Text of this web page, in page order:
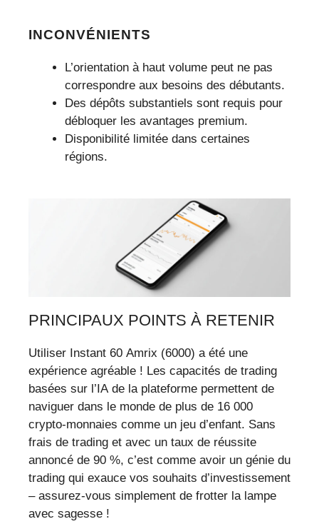
INCONVÉNIENTS
L’orientation à haut volume peut ne pas
correspondre aux besoins des débutants.
Des dépôts substantiels sont requis pour
débloquer les avantages premium.
Disponibilité limitée dans certaines
régions.
PRINCIPAUX POINTS À RETENIR
Utiliser Instant 60 Amrix (6000) a été une
expérience agréable ! Les capacités de trading
basées sur l’IA de la plateforme permettent de
naviguer dans le monde de plus de 16 000
crypto-monnaies comme un jeu d’enfant. Sans
frais de trading et avec un taux de réussite
annoncé de 90 %, c’est comme avoir un génie du
trading qui exauce vos souhaits d’investissement
– assurez-vous simplement de frotter la lampe
avec sagesse !